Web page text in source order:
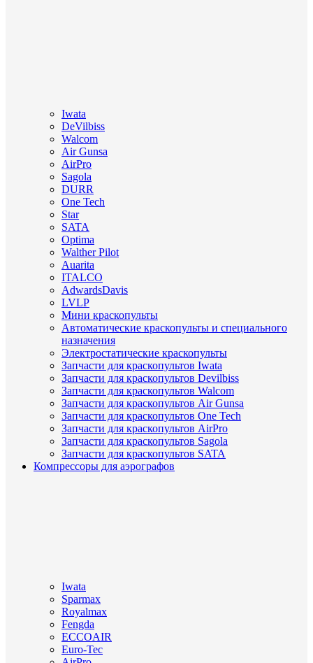
Iwata
DeVilbiss
Walcom
Air Gunsa
AirPro
Sagola
DURR
One Tech
Star
SATA
Optima
Walther Pilot
Auarita
ITALCO
AdwardsDavis
LVLP
Мини краскопульты
Автоматические краскопульты и специального
назначения
Электростатические краскопульты
Запчасти для краскопультов Iwata
Запчасти для краскопультов Devilbiss
Запчасти для краскопультов Walcom
Запчасти для краскопультов Air Gunsa
Запчасти для краскопультов One Tech
Запчасти для краскопультов AirPro
Запчасти для краскопультов Sagola
Запчасти для краскопультов SATA
Компрессоры для аэрографов
Iwata
Sparmax
Royalmax
Fengda
ECCOAIR
Euro-Tec